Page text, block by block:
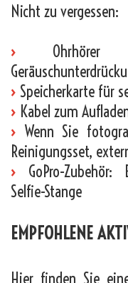
Nicht zu vergessen:
›
› Speicherkarte für
› Kabel zum
› Wenn Sie
Reinigungsset,
› GoPro-Zubehör:
Selfie-Stange
EMPFOHLENE
Hier finden Sie